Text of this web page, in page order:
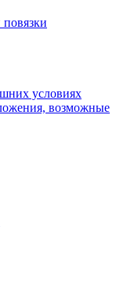
условиях
возможные